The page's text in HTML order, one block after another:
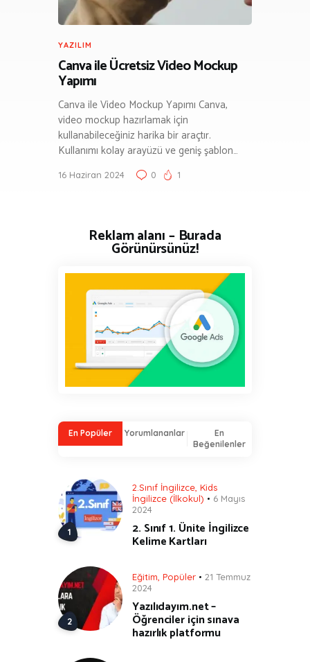
YAZILIM
Canva ile Ücretsiz Video Mockup
Yapımı
Canva ile Video Mockup Yapımı Canva,
video mockup hazırlamak için
kullanabileceğiniz harika bir araçtır.
Kullanımı kolay arayüzü ve geniş şablon…
16 Haziran 2024 0 1
Reklam alanı – Burada
Görünürsünüz!
En Popüler Yorumlananlar
En
Beğenilenler
2.Sınıf İngilizce Kids
İngilizce (İlkokul)
6 Mayıs
2024
2. Sınıf 1. Ünite İngilizce
Kelime Kartları
Eğitim Popüler
21 Temmuz
2024
Yazılıdayım.net –
Öğrenciler için sınava
hazırlık platformu